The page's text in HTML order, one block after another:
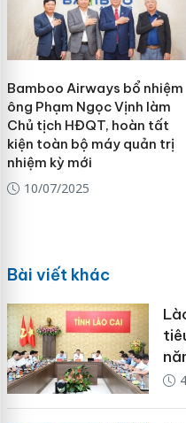
Bamboo Airways bổ nhiệm
ông Phạm Ngọc Vịnh làm
Chủ tịch HĐQT, hoàn tất
kiện toàn bộ máy quản trị
nhiệm kỳ mới
10/07/2025
Bài viết khác